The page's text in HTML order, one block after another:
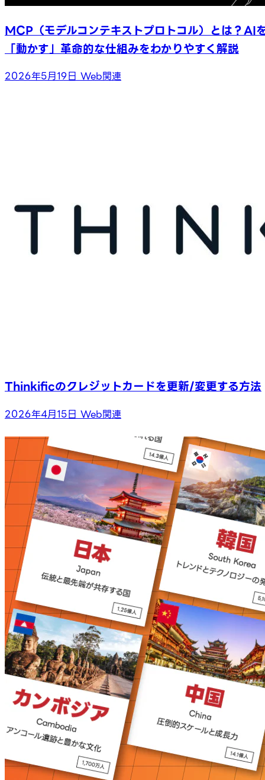
MCP（モデルコンテキストプロトコル）とは？AI
「動かす」革命的な仕組みをわかりやすく解説
2026年5月19日 Web関連
Thinkificのクレジットカードを更新/変更する方法
2026年4月15日 Web関連